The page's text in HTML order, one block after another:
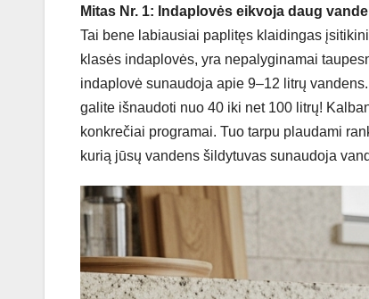
Mitas Nr. 1: Indaplovės eikvoja daug
Tai bene labiausiai paplitęs klaidingas
klasės indaplovės, yra nepalyginamai
indaplovė sunaudoja apie 9–12 litrų
galite išnaudoti nuo 40 iki net 100 litrų!
konkrečiai programai. Tuo tarpu plaudami
kurią jūsų vandens šildytuvas sunaudoja